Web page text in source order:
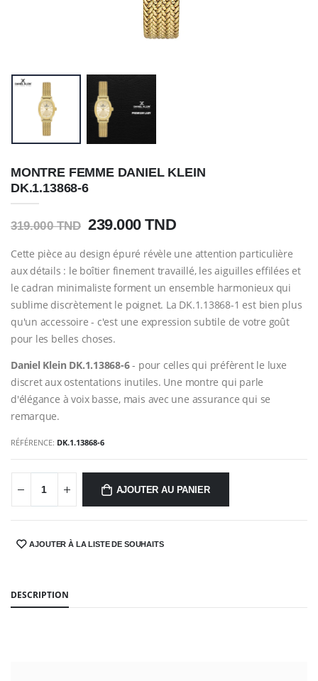
MONTRE FEMME DANIEL KLEIN
DK.1.13868-6
319.000 TND 239.000 TND
Cette pièce au design épuré révèle une attention particulière
aux détails : le boîtier finement travaillé, les aiguilles effilées et
le cadran minimaliste forment un ensemble harmonieux qui
sublime discrètement le poignet. La DK.1.13868-1 est bien plus
qu'un accessoire - c'est une expression subtile de votre goût
pour les belles choses.
Daniel Klein DK.1.13868-6- pour celles qui préfèrent le luxe
discret aux ostentations inutiles. Une montre qui parle
d'élégance à voix basse, mais avec une assurance qui se
remarque.
RÉFÉRENCE: DK.1.13868-6
AJOUTER AU PANIER
SHARE:AJOUTER À LA LISTE DE SOUHAITS
DESCRIPTION